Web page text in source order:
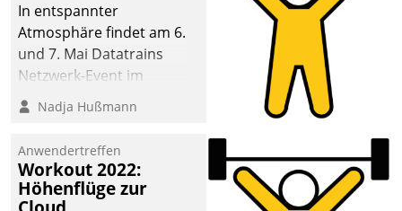
In entspannter
Atmosphäre findet am 6.
und 7. Mai Datatrains
Netzwerk-Event im
Kunden- und Partnerkreis
statt. Zentrale Frage: Wie
Mammutprojekte
meistern und Workloads
wuppen – bei zunehmend
Nadja Hußmann
Anwendertreffen
Workout 2022:
Höhenflüge zur